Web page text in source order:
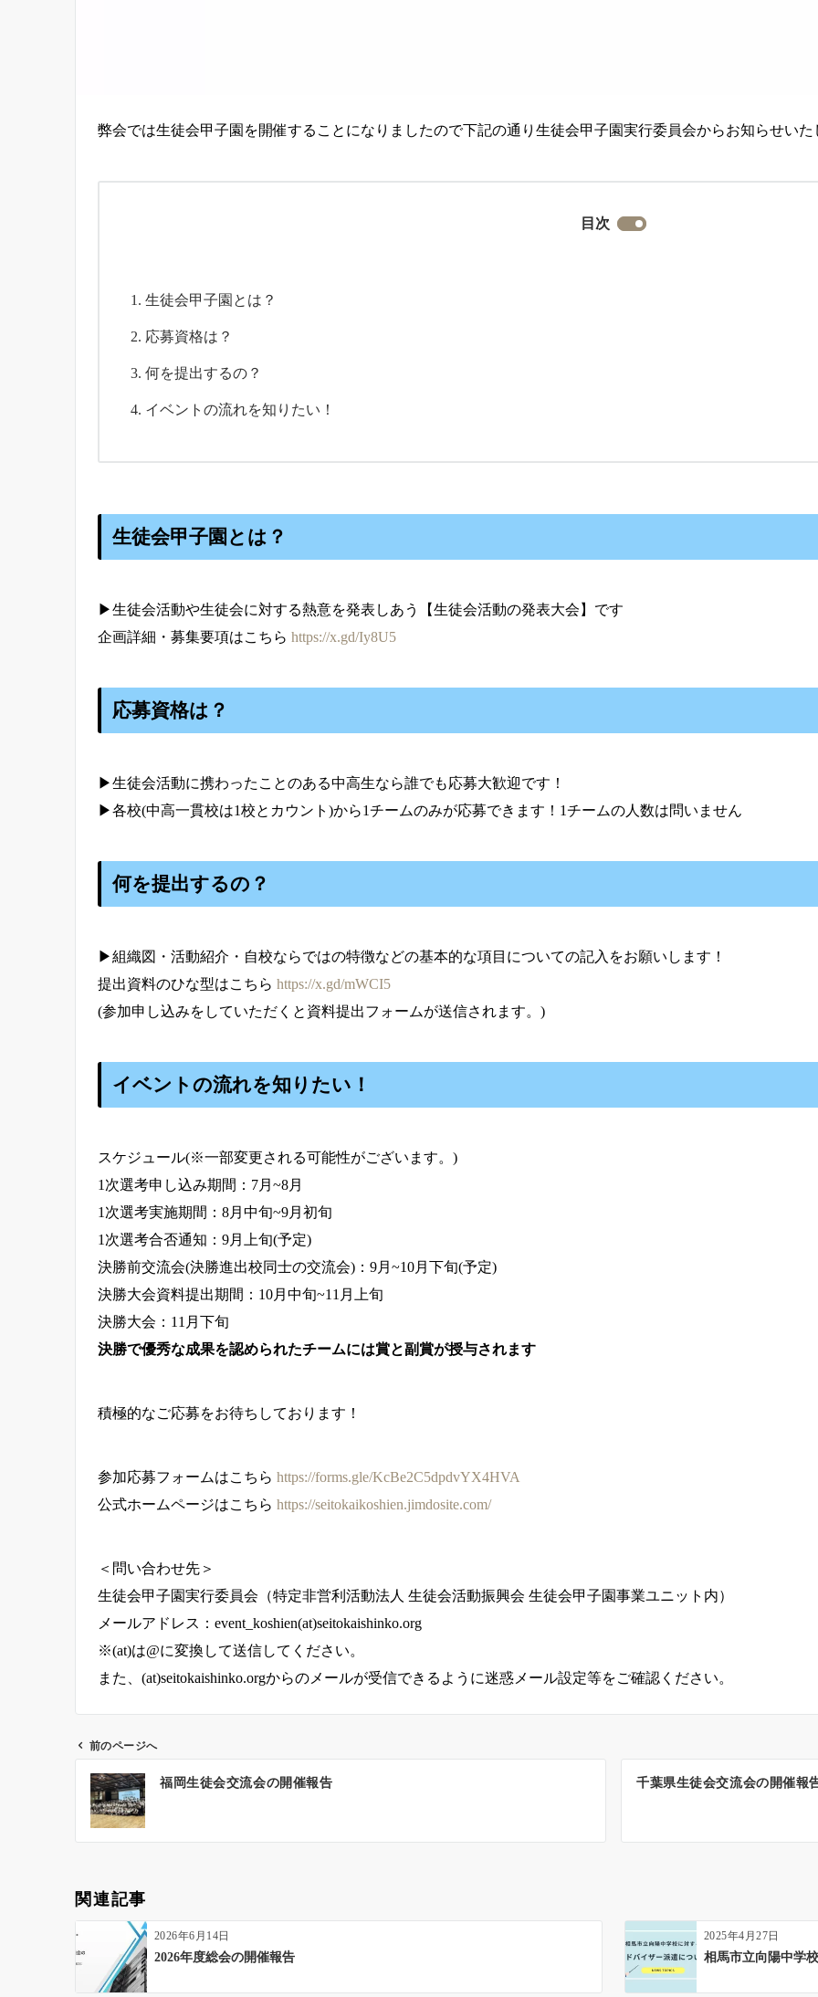
弊会では生徒会甲子園を開催することになりましたので下記の通り生徒会甲子園実行委員会からお知らせいた
目次
生徒会甲子園とは？
応募資格は？
何を提出するの？
イベントの流れを知りたい！
生徒会甲子園とは？
▶︎生徒会活動や生徒会に対する熱意を発表しあう【生徒会活動の発表大会】です
企画詳細・募集要項はこちら https://x.gd/Iy8U5
応募資格は？
▶︎生徒会活動に携わったことのある中高生なら誰でも応募大歓迎です！
▶︎各校(中高一貫校は1校とカウント)から1チームのみが応募できます！1チームの人数は問いません
何を提出するの？
▶︎組織図・活動紹介・自校ならではの特徴などの基本的な項目についての記入をお願いします！
提出資料のひな型はこちら https://x.gd/mWCI5
(参加申し込みをしていただくと資料提出フォームが送信されます。)
イベントの流れを知りたい！
スケジュール(※一部変更される可能性がございます。)
1次選考申し込み期間：7月~8月
1次選考実施期間：8月中旬~9月初旬
1次選考合否通知：9月上旬(予定)
決勝前交流会(決勝進出校同士の交流会)：9月~10月下旬(予定)
決勝大会資料提出期間：10月中旬~11月上旬
決勝大会：11月下旬
決勝で優秀な成果を認められたチームには賞と副賞が授与されます
積極的なご応募をお待ちしております！
参加応募フォームはこちら https://forms.gle/KcBe2C5dpdvYX4HVA
公式ホームページはこちら https://seitokaikoshien.jimdosite.com/
＜問い合わせ先＞
生徒会甲子園実行委員会（特定非営利活動法人 生徒会活動振興会 生徒会甲子園事業ユニット内）
メールアドレス：event_koshien(at)seitokaishinko.org
※(at)は@に変換して送信してください。
また、(at)seitokaishinko.orgからのメールが受信できるように迷惑メール設定等をご確認ください。
シ
ン
前のページへ
福岡生徒会交流会の開催報告 千葉県生徒会交流会の開催報
関連記事
2026年6月14日
2026年度総会の開催報告
2025年4月27日
相馬市立向陽中学